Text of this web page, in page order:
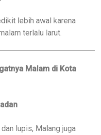
lebih awal karena
terlalu larut.
Malam di Kota
lupis, Malang juga